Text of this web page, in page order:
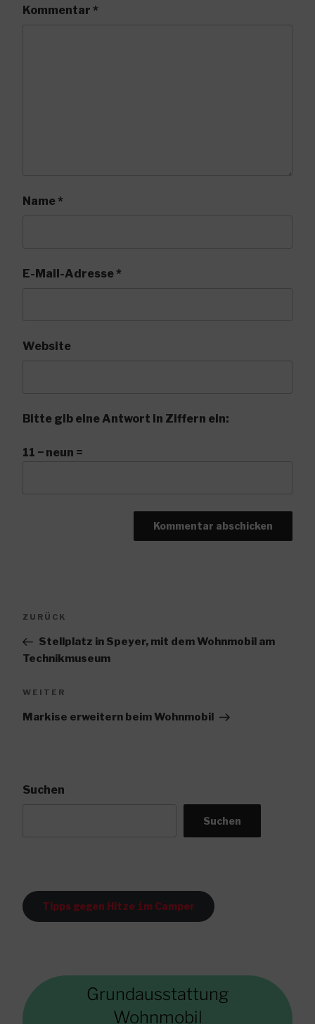
Kommentar *
Name *
E-Mail-Adresse *
Website
Bitte gib eine Antwort in Ziffern ein:
11 − neun =
Vorheriger
ZURÜCK
Stellplatz in Speyer, mit dem Wohnmobil am
Technikmuseum
Nächster
WEITER
Markise erweitern beim Wohnmobil
Suchen
Suchen
Tipps gegen Hitze im Camper
Grundausstattung
Wohnmobil